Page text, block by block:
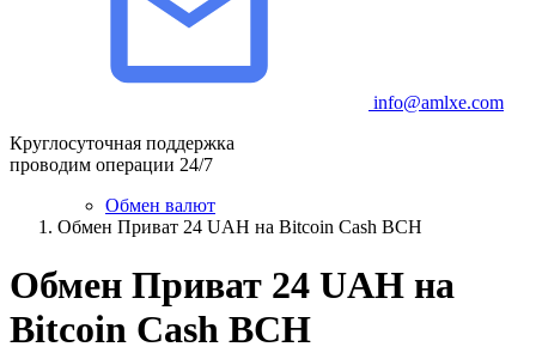
info@amlxe.com
Круглосуточная поддержка
проводим операции 24/7
Обмен валют
Обмен Приват 24 UAH на Bitcoin Cash BCH
Обмен Приват 24 UAH на
Bitcoin Cash BCH